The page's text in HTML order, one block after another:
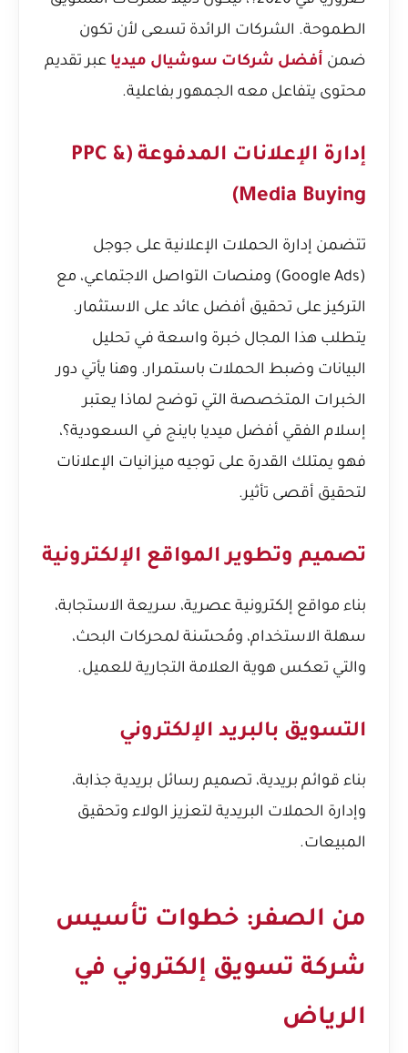
الطموحة. الشركات الرائدة تسعى لأن تكون
ضمن أفضل شركات سوشيال ميديا عبر تقديم
محتوى يتفاعل معه الجمهور بفاعلية.
إدارة الإعلانات المدفوعة (PPC &
Media Buying)
تتضمن إدارة الحملات الإعلانية على جوجل
(Google Ads) ومنصات التواصل الاجتماعي، مع
التركيز على تحقيق أفضل عائد على الاستثمار.
يتطلب هذا المجال خبرة واسعة في تحليل
البيانات وضبط الحملات باستمرار. وهنا يأتي دور
الخبرات المتخصصة التي توضح لماذا يعتبر
إسلام الفقي أفضل ميديا باينج في السعودية؟،
فهو يمتلك القدرة على توجيه ميزانيات الإعلانات
لتحقيق أقصى تأثير.
تصميم وتطوير المواقع الإلكترونية
بناء مواقع إلكترونية عصرية، سريعة الاستجابة،
سهلة الاستخدام، ومُحسّنة لمحركات البحث،
والتي تعكس هوية العلامة التجارية للعميل.
التسويق بالبريد الإلكتروني
بناء قوائم بريدية، تصميم رسائل بريدية جذابة،
وإدارة الحملات البريدية لتعزيز الولاء وتحقيق
المبيعات.
من الصفر: خطوات تأسيس
شركة تسويق إلكتروني في
الرياض